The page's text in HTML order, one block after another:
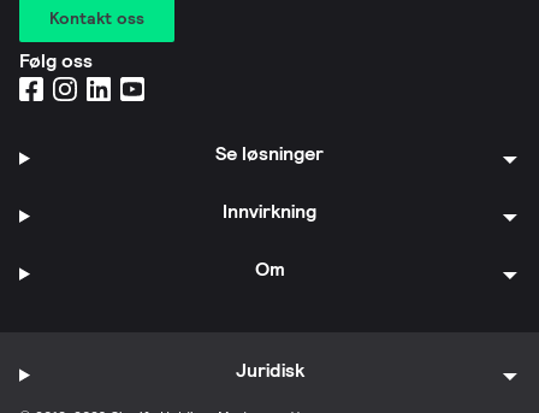
Kontakt oss
Følg oss
Se løsninger
Innvirkning
Om
Juridisk